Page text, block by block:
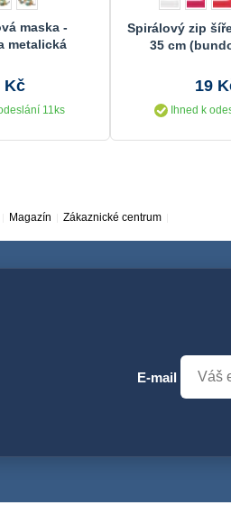
maska -
metalická
Kč
11ks
Spirálový zip
35 cm
19
Ihned k
Magazín Zákaznické centrum
E-mail